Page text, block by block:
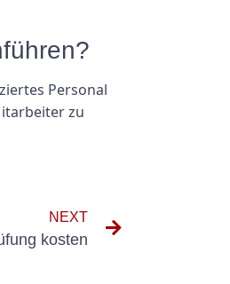
Personal
zu
NEXT
kosten